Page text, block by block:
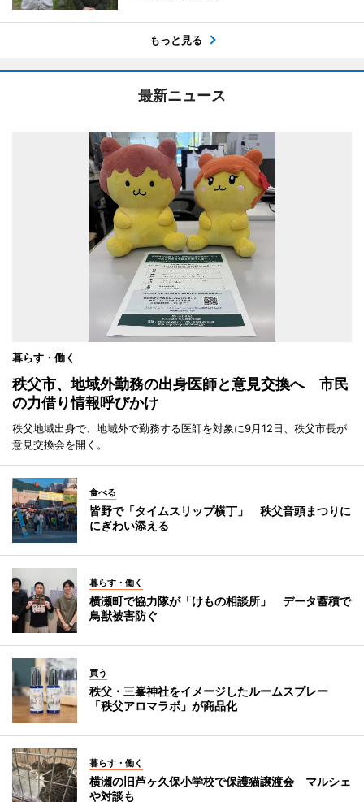
もっと見る
最新ニュース
暮らす・働く
秩父市、地域外勤務の出身医師と意見交換へ 市民
の力借り情報呼びかけ
秩父地域出身で、地域外で勤務する医師を対象に9月12日、秩父市長が
意見交換会を開く。
食べる
皆野で「タイムスリップ横丁」 秩父音頭まつりに
にぎわい添える
暮らす・働く
横瀬町で協力隊が「けもの相談所」 データ蓄積で
鳥獣被害防ぐ
買う
秩父・三峯神社をイメージしたルームスプレー
「秩父アロマラボ」が商品化
暮らす・働く
横瀬の旧芦ヶ久保小学校で保護猫譲渡会 マルシェ
や対談も